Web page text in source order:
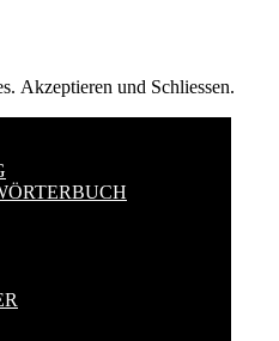
Akzeptieren und Schliessen.